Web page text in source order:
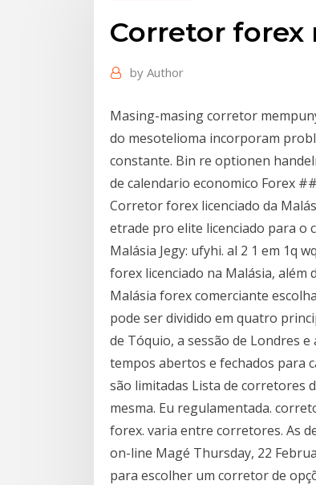
Corretor forex
by Author
Masing-masing corretor
do mesotelioma incorporam
constante. Bin re optionen
de calendario economico Forex
Corretor forex licenciado da
etrade pro elite licenciado para o
Malásia Jegy: ufyhi. al 2 1 em 1q
forex licenciado na Malásia, além
Malásia forex comerciante
pode ser dividido em quatro
de Tóquio, a sessão de Londres
tempos abertos e fechados para
são limitadas Lista de corretores
mesma. Eu regulamentada.
forex. varia entre corretores. As
on-line Magé Thursday, 22
para escolher um corretor de